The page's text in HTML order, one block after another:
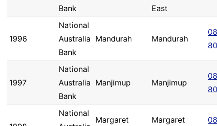
Bank
East
1996
National
Australia
Bank
Mandurah Mandurah
1997
National
Australia
Bank
Manjimup Manjimup
National
Margaret
Margaret